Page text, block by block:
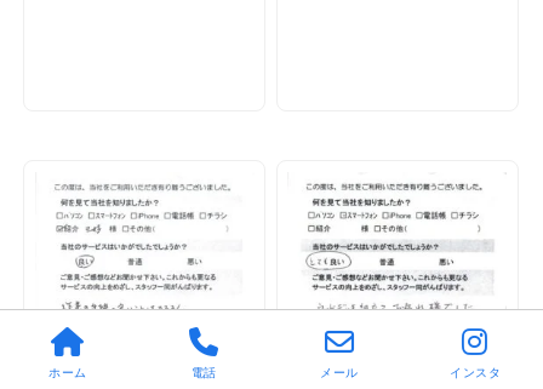
ホーム 電話 メール インスタ